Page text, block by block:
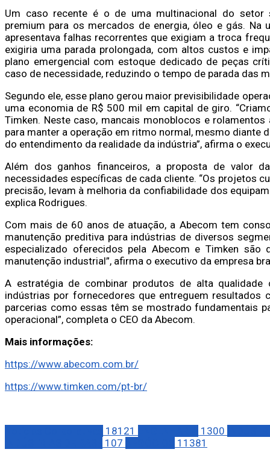
Um caso recente é o de uma multinacional do setor
premium para os mercados de energia, óleo e gás. Na
apresentava falhas recorrentes que exigiam a troca
exigiria uma parada prolongada, com altos custos e
plano emergencial com estoque dedicado de peças
caso de necessidade, reduzindo o tempo de parada das
Segundo ele, esse plano gerou maior previsibilidade
uma economia de R$ 500 mil em capital de giro.
Timken. Neste caso, mancais monoblocos e
para manter a operação em ritmo normal, mesmo diante
do entendimento da realidade da indústria”, afirma o
Além dos ganhos financeiros, a proposta de valor
necessidades específicas de cada cliente. “Os projetos
precisão, levam à melhoria da confiabilidade dos
explica Rodrigues.
Com mais de 60 anos de atuação, a Abecom tem
manutenção preditiva para indústrias de diversos
especializado oferecidos pela Abecom e Timken
manutenção industrial”, afirma o executivo da empresa
A estratégia de combinar produtos de alta
indústrias por fornecedores que entreguem resultados
parcerias como essas têm se mostrado fundamentais
operacional”, completa o CEO da Abecom.
Mais informações:
https://www.abecom.com.br/
https://www.timken.com/pt-br/
18121 1300
107 11381